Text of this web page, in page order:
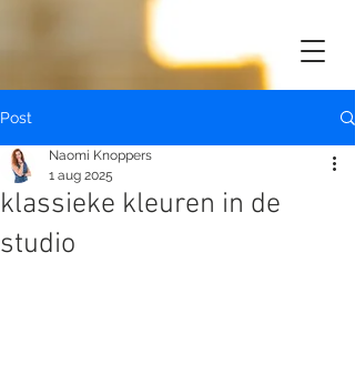
Post
klassieke kleuren in de
studio
Naomi Knoppers
1 aug 2025